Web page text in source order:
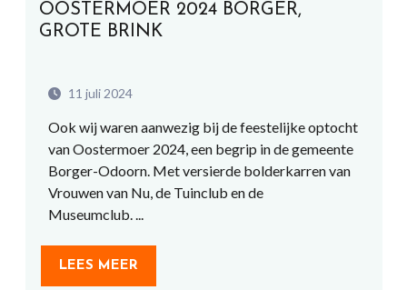
OOSTERMOER 2024 BORGER,
GROTE BRINK
11 juli 2024
Ook wij waren aanwezig bij de feestelijke optocht
van Oostermoer 2024, een begrip in de gemeente
Borger-Odoorn. Met versierde bolderkarren van
Vrouwen van Nu, de Tuinclub en de
Museumclub. ...
LEES MEER